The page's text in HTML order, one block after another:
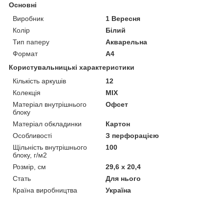
Основні
Виробник
1 Вересня
Колір
Білий
Тип паперу
Акварельна
Формат
A4
Користувальницькі характеристики
Кількість аркушів
12
Колекція
MIX
Матеріал внутрішнього
блоку
Офсет
Матеріал обкладинки
Картон
Особливості
З перфорацією
Щільність внутрішнього
блоку, г/м2
100
Розмір, см
29,6 х 20,4
Стать
Для нього
Країна виробництва
Україна